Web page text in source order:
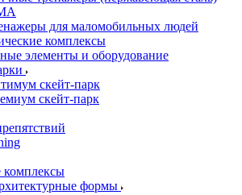
для маломобильных людей
комплексы
элементы и оборудование
скейт-парк
скейт-парк
формы